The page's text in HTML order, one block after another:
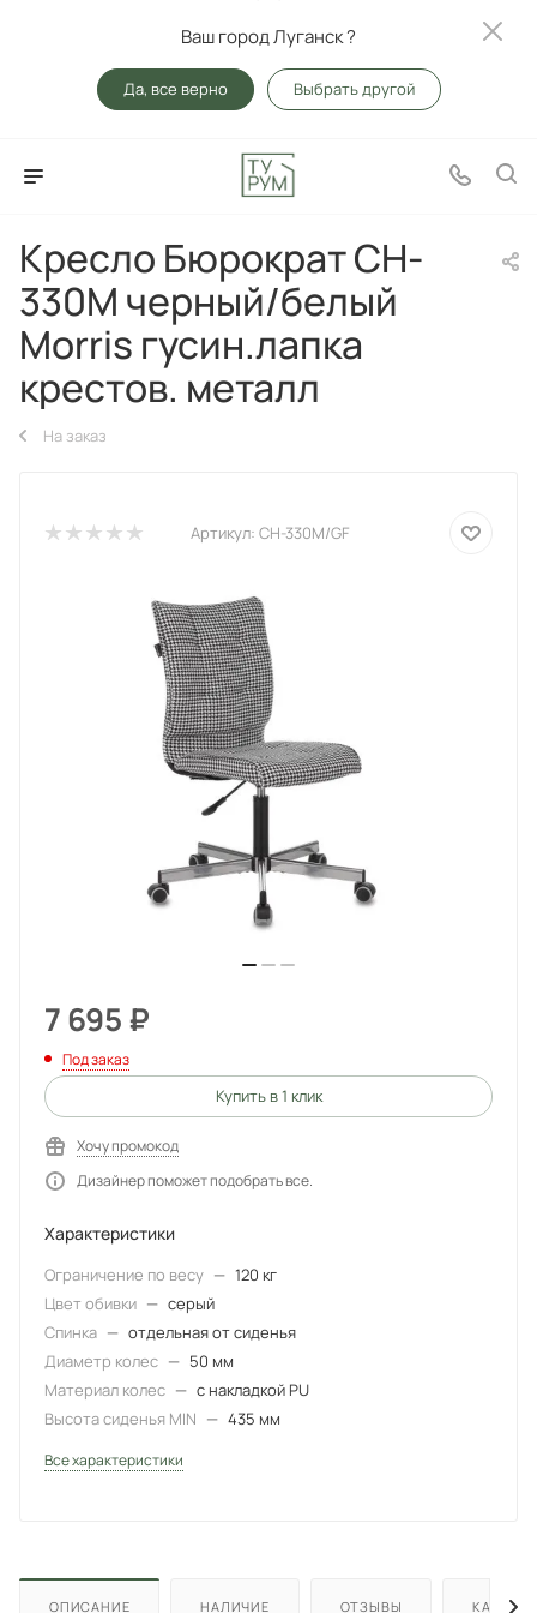
Ваш город Луганск ?
Да, все верно Выбрать другой
Кресло Бюрократ CH-
330M черный/белый
Morris гусин.лапка
крестов. металл
На заказ
Артикул: CH-330M/GF
7 695₽
Под заказ
Купить в 1 клик
Хочу промокод
Дизайнер поможет подобрать все.
Характеристики
Ограничение по весу — 120 кг
Цвет обивки — серый
Спинка — отдельная от сиденья
Диаметр колес — 50 мм
Материал колес — с накладкой PU
Высота сиденья MIN — 435 мм
Все характеристики
ОПИСАНИЕ НАЛИЧИЕ ОТЗЫВЫ КАК